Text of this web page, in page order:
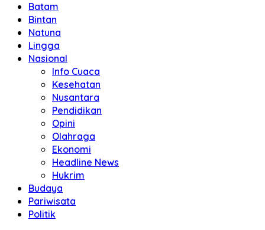
Batam
Bintan
Natuna
Lingga
Nasional
Info Cuaca
Kesehatan
Nusantara
Pendidikan
Opini
Olahraga
Ekonomi
Headline News
Hukrim
Budaya
Pariwisata
Politik